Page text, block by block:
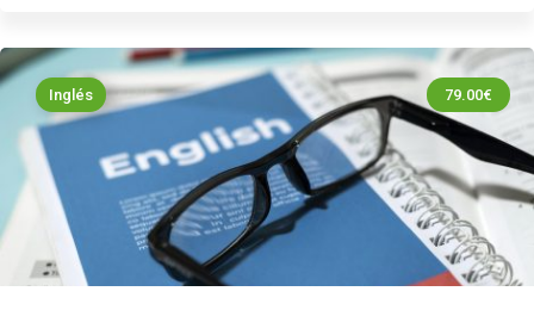
Inglés 79.00€